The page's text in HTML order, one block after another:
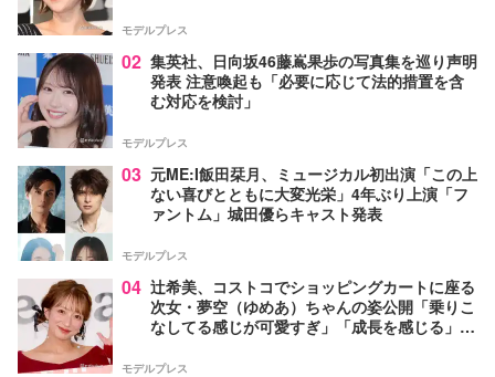
モデルプレス
02 集英社、日向坂46藤嶌果歩の写真集を巡り声明
発表 注意喚起も「必要に応じて法的措置を含
む対応を検討」
モデルプレス
03 元ME:I飯田栞月、ミュージカル初出演「この上
ない喜びとともに大変光栄」4年ぶり上演「フ
ァントム」城田優らキャスト発表
モデルプレス
04 辻希美、コストコでショッピングカートに座る
次女・夢空（ゆめあ）ちゃんの姿公開「乗りこ
なしてる感じが可愛すぎ」「成長を感じる」の
モデルプレス